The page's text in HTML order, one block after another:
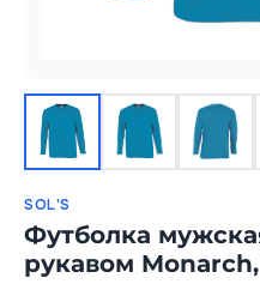
SOL'S
Футболка
рукавом